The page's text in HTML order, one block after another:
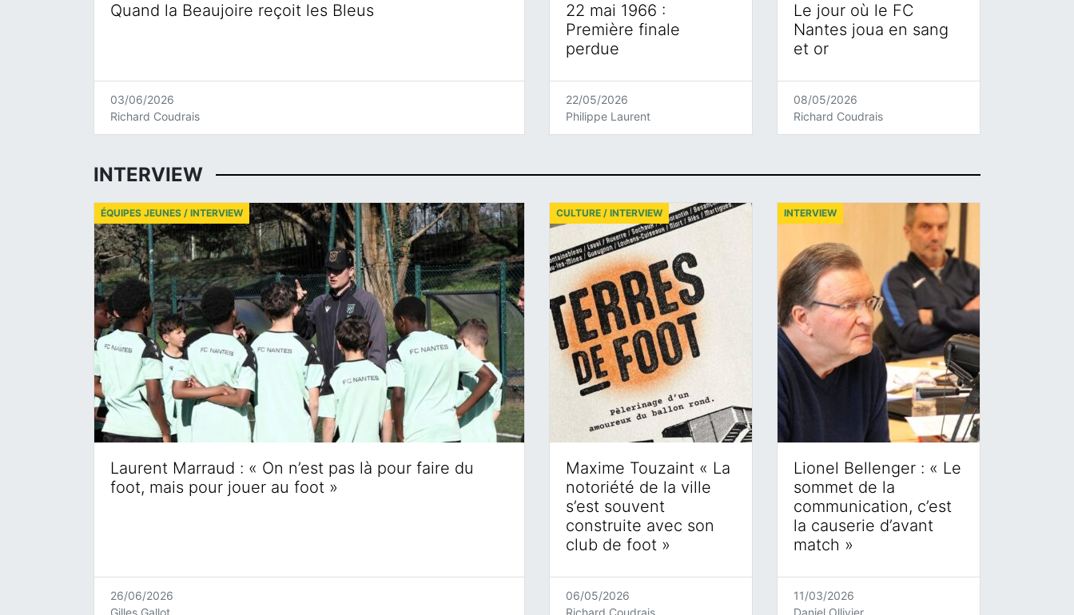
Quand la Beaujoire reçoit les Bleus
03/06/2026
Richard Coudrais
22 mai 1966 :
Première finale
perdue
22/05/2026
Philippe Laurent
Le jour où le FC
Nantes joua en sang
et or
08/05/2026
Richard Coudrais
INTERVIEW
Laurent Marraud : « On n’est pas là pour faire du
foot, mais pour jouer au foot »
ÉQUIPES JEUNES / INTERVIEW
26/06/2026
Gilles Gallot
Maxime Touzaint « La
notoriété de la ville
s’est souvent
construite avec son
club de foot »
CULTURE / INTERVIEW
06/05/2026
Richard Coudrais
Lionel Bellenger : « Le
sommet de la
communication, c’est
la causerie d’avant
match »
INTERVIEW
11/03/2026
Daniel Ollivier